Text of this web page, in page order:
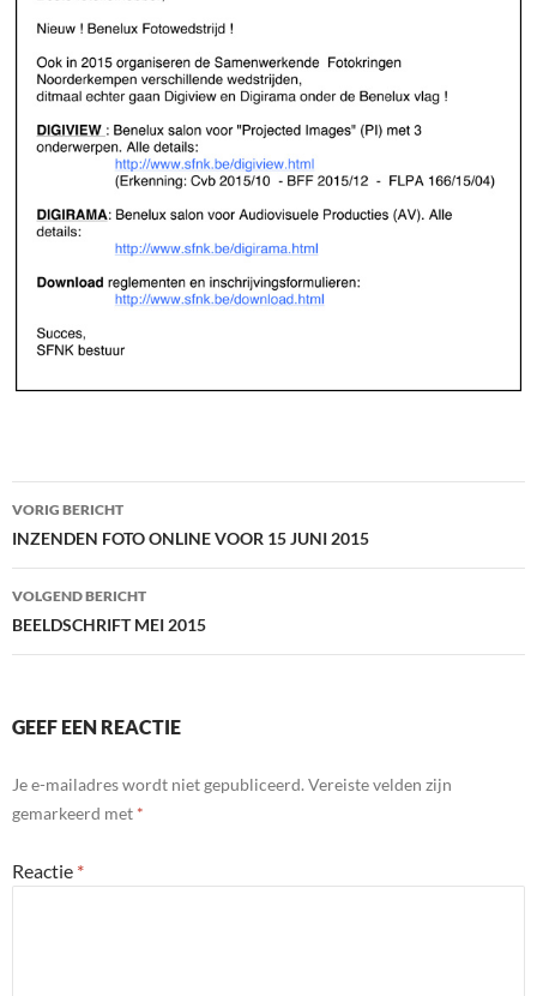
Bericht
navigatie
VORIG BERICHT
INZENDEN FOTO ONLINE VOOR 15 JUNI 2015
VOLGEND BERICHT
BEELDSCHRIFT MEI 2015
GEEF EEN REACTIE
Je e-mailadres wordt niet gepubliceerd.Vereiste velden zijn
gemarkeerd met *
Reactie *